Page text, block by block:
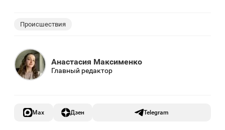
Происшествия
Анастасия Максименко
Главный редактор
Max Дзен Telegram